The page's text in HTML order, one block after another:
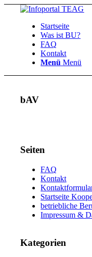
Startseite
Was ist BU?
FAQ
Kontakt
Menü Menü
bAV
Seiten
FAQ
Kontakt
Startseite
betriebliche
Impressum &
Kategorien